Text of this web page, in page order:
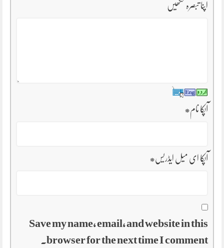
اپنا تبصرہ لکھیں
آپکا نام*
آپکا ای میل ایڈریس*
Save my name, email, and website in this
browser for the next time I comment.